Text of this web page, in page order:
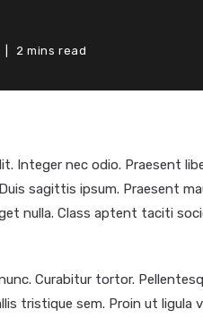
2 mins read
Integer nec odio. Praesent
sagittis ipsum. Praesent
nulla. Class aptent taciti
Curabitur tortor.
tristique sem. Proin ut